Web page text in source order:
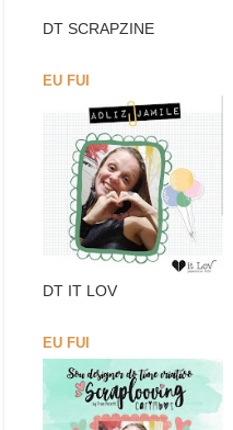
DT SCRAPZINE
EU FUI
DT IT LOV
EU FUI